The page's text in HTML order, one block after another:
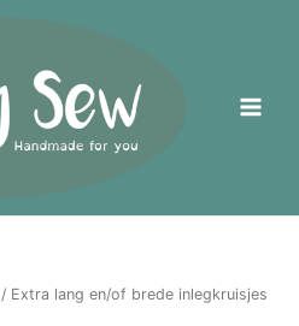
/ Extra lang en/of brede inlegkruisjes